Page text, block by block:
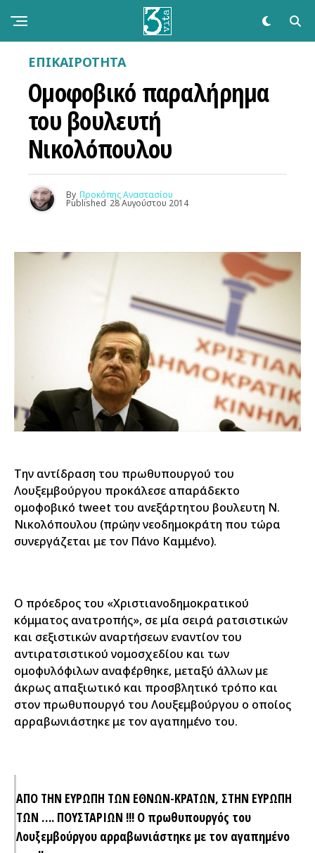
ΕΠΙΚΑΙΡΌΤΗΤΑ
Ομοφοβικό παραλήρημα
του βουλευτή
Νικολόπουλου
By Προκόπης Αναστασίου
Published 28 Αυγούστου 2014
Την αντίδραση του πρωθυπουργού του
Λουξεμβούργου προκάλεσε απαράδεκτο
ομοφοβικό tweet του ανεξάρτητου βουλευτη Ν.
Νικολόπουλου (πρώην νεοδημοκράτη που τώρα
συνεργάζεται με τον Πάνο Καμμένο).
Ο πρόεδρος του «Χριστιανοδημοκρατικού
κόμματος ανατροπής», σε μία σειρά ρατσιστικών
και σεξιστικών αναρτήσεων εναντίον του
αντιρατσιστικού νομοσχεδίου και των
ομοφυλόφιλων αναφέρθηκε, μεταξύ άλλων με
άκρως απαξιωτικό και προσβλητικό τρόπο και
στον πρωθυπουργό του Λουξεμβούργου ο οποίος
αρραβωνιάστηκε με τον αγαπημένο του.
ΑΠΟ ΤΗΝ ΕΥΡΩΠΗ ΤΩΝ ΕΘΝΩΝ-ΚΡΑΤΩΝ, ΣΤΗΝ ΕΥΡΩΠΗ
ΤΩΝ …. ΠΟΥΣΤΑΡΙΩΝ !!! Ο πρωθυπουργός του
Λουξεμβούργου αρραβωνιάστηκε με τον αγαπημένο